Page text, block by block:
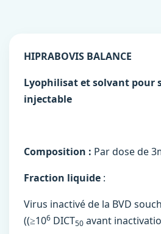
HIPRABOVIS BALANCE
Lyophilisat et solvant pour
injectable
Composition : Par dose de
Fraction liquide :
Virus inactivé de la BVD
((≥106 DICT50 avant